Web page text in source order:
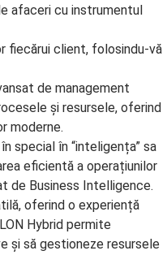
afaceri cu instrumentul
fiecărui client, folosindu-vă
de management
și resursele, oferind
moderne.
special în “inteligența” sa
eficientă a operațiunilor
de Business Intelligence.
oferind o experiență
Hybrid permite
și să gestioneze resursele